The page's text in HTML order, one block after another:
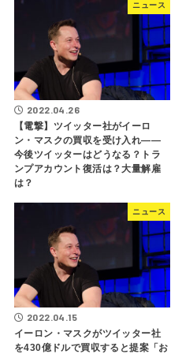
ニュース
2022.04.26
【電撃】ツイッター社がイーロ
ン・マスクの買収を受け入れ――
今後ツイッターはどうなる？トラ
ンプアカウント復活は？大量解雇
は？
ニュース
2022.04.15
イーロン・マスクがツイッター社
を430億ドルで買収すると提案「お